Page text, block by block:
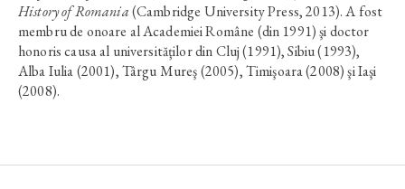
History of Romania(Cambridge University Press, 2013). A fost
membru de onoare al Academiei Române (din 1991) şi doctor
honoris causa al universităţilor din Cluj (1991), Sibiu (1993),
Alba Iulia (2001), Târgu Mureş (2005), Timişoara (2008) şi Iaşi
(2008).